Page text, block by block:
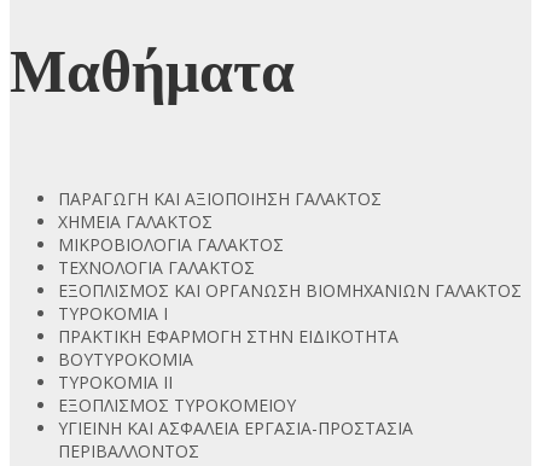
Μαθήματα
ΠΑΡΑΓΩΓΗ ΚΑΙ ΑΞΙΟΠΟΙΗΣΗ ΓΑΛΑΚΤΟΣ
ΧΗΜΕΙΑ ΓΑΛΑΚΤΟΣ
ΜΙΚΡΟΒΙΟΛΟΓΙΑ ΓΑΛΑΚΤΟΣ
ΤΕΧΝΟΛΟΓΙΑ ΓΑΛΑΚΤΟΣ
ΕΞΟΠΛΙΣΜΟΣ ΚΑΙ ΟΡΓΑΝΩΣΗ ΒΙΟΜΗΧΑΝΙΩΝ ΓΑΛΑΚΤΟΣ
ΤΥΡΟΚΟΜΙΑ Ι
ΠΡΑΚΤΙΚΗ ΕΦΑΡΜΟΓΗ ΣΤΗΝ ΕΙΔΙΚΟΤΗΤΑ
ΒΟΥΤΥΡΟΚΟΜΙΑ
ΤΥΡΟΚΟΜΙΑ ΙΙ
ΕΞΟΠΛΙΣΜΟΣ ΤΥΡΟΚΟΜΕΙΟΥ
ΥΓΙΕΙΝΗ ΚΑΙ ΑΣΦΑΛΕΙΑ ΕΡΓΑΣΙΑ-ΠΡΟΣΤΑΣΙΑ
ΠΕΡΙΒΑΛΛΟΝΤΟΣ